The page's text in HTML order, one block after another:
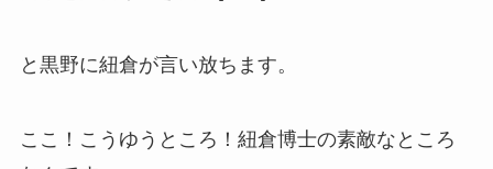
と黒野に紐倉が言い放ちます。
ここ！こうゆうところ！紐倉博士の素敵なところ